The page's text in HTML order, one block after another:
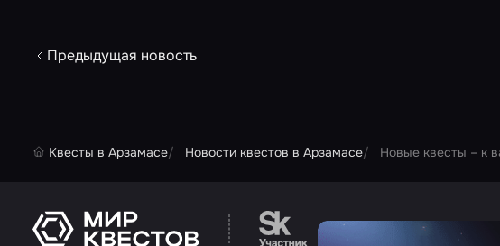
Предыдущая новость
Квесты в Арзамасе Новости квестов в Арзамасе Новые квесты – к
Перейти на сайт партнера